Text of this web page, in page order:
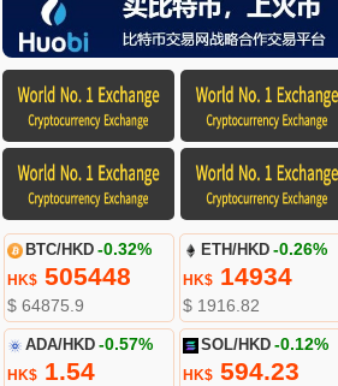
BTC/HKD -0.32%
HK$505448
$ 64875.9
ETH/HKD -0.26%
HK$ 14934
$ 1916.82
ADA/HKD -0.57%
HK$1.54
SOL/HKD -0.12%
HK$ 594.23